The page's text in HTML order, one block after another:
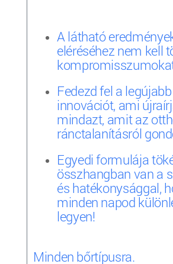
A látható
eléréséhez nem kell
Fedezd fel a legújabb
innovációt, ami
mindazt, amit az
ránctalanításról
Egyedi formulája
összhangban van a
és hatékonysággal,
minden napod
legyen!
Minden bőrtípusra.